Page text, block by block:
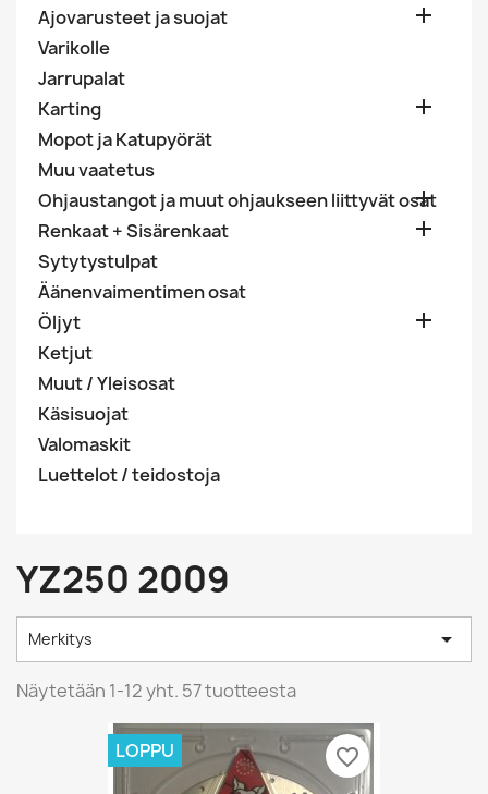
Ajovarusteet ja suojat 
Varikolle
Jarrupalat
Karting

Mopot ja Katupyörät
Muu vaatetus
Ohjaustangot ja muut ohjaukseen liittyvät osat

Renkaat + Sisärenkaat 
Sytytystulpat
Äänenvaimentimen osat
Öljyt

Ketjut
Muut / Yleisosat
Käsisuojat
Valomaskit
Luettelot / teidostoja
YZ250 2009
Merkitys 
Näytetään 1-12 yht. 57 tuotteesta
LOPPU favorite_border